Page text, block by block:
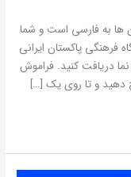
ها به فارسی است و شما
فرهنگی پاکستان ایرانی
دریافت کنید. فراموش
دهید و تا روی یک […]